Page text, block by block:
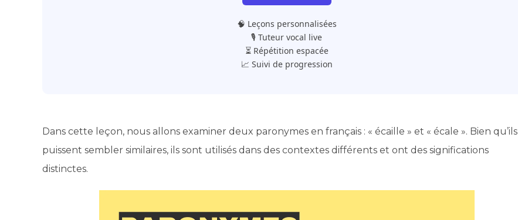
🧠 Leçons personnalisées
🎙️ Tuteur vocal live
⏳ Répétition espacée
📈 Suivi de progression
Dans cette leçon, nous allons examiner deux paronymes en français : « écaille » et « écale ». Bien qu’ils
puissent sembler similaires, ils sont utilisés dans des contextes différents et ont des significations
distinctes.